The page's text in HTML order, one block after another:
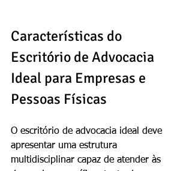
Características do
Escritório de Advocacia
Ideal para Empresas e
Pessoas Físicas
O escritório de advocacia ideal deve
apresentar uma estrutura
multidisciplinar capaz de atender às